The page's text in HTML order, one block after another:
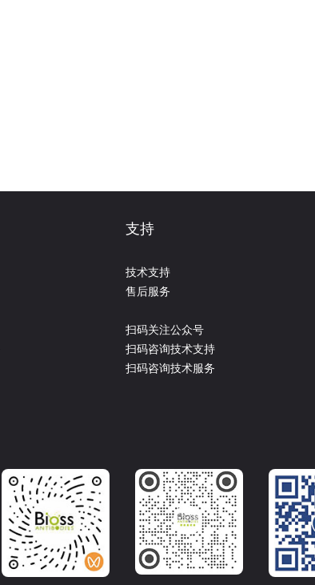
支持
技术支持
售后服务
扫码关注公众号
扫码咨询技术支持
扫码咨询技术服务